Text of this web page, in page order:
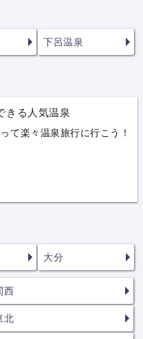
下呂温泉
きる人気温泉
て楽々温泉旅行に行こう！
大分
西
北